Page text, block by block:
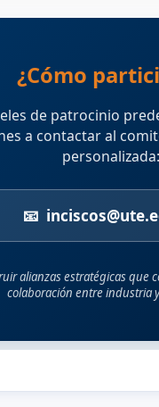
¿Cómo
de patrocinio
a contactar al
personalizada:
📧
alianzas estratégicas que
colaboración entre industria